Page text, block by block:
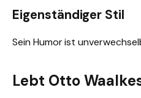
Eigenständiger Stil
Sein Humor ist
Lebt Otto